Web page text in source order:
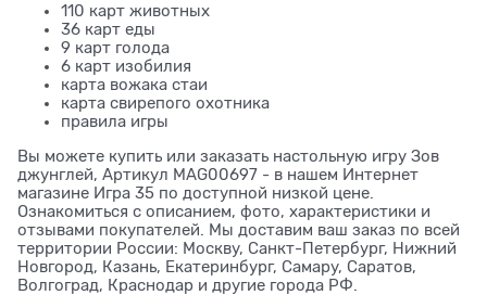
110 карт животных
36 карт еды
9 карт голода
6 карт изобилия
карта вожака стаи
карта свирепого охотника
правила игры
Вы можете купить или заказать настольную игру Зов
джунглей, Артикул MAG00697 - в нашем Интернет
магазине Игра 35 по доступной низкой цене.
Ознакомиться с описанием, фото, характеристики и
отзывами покупателей. Мы доставим ваш заказ по всей
территории России: Москву, Санкт-Петербург, Нижний
Новгород, Казань, Екатеринбург, Самару, Саратов,
Волгоград, Краснодар и другие города РФ.